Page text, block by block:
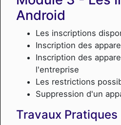
Android
Les inscriptions
Inscription des
Inscription des
l'entreprise
Les restrictions
Suppression d'un
Travaux Pratiques